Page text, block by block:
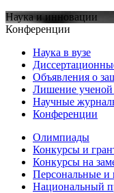
Наука и инновации
Конференции
Наука в вузе
Объявления о
Лишение ученой
Научные
Конференции
Олимпиады
Конкурсы и
Конкурсы на
Персональные и
Национальный